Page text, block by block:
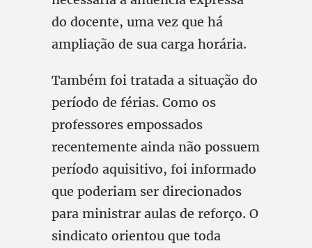
do docente, uma vez que há
ampliação de sua carga horária.
Também foi tratada a situação do
período de férias. Como os
professores empossados
recentemente ainda não possuem
período aquisitivo, foi informado
que poderiam ser direcionados
para ministrar aulas de reforço. O
sindicato orientou que toda